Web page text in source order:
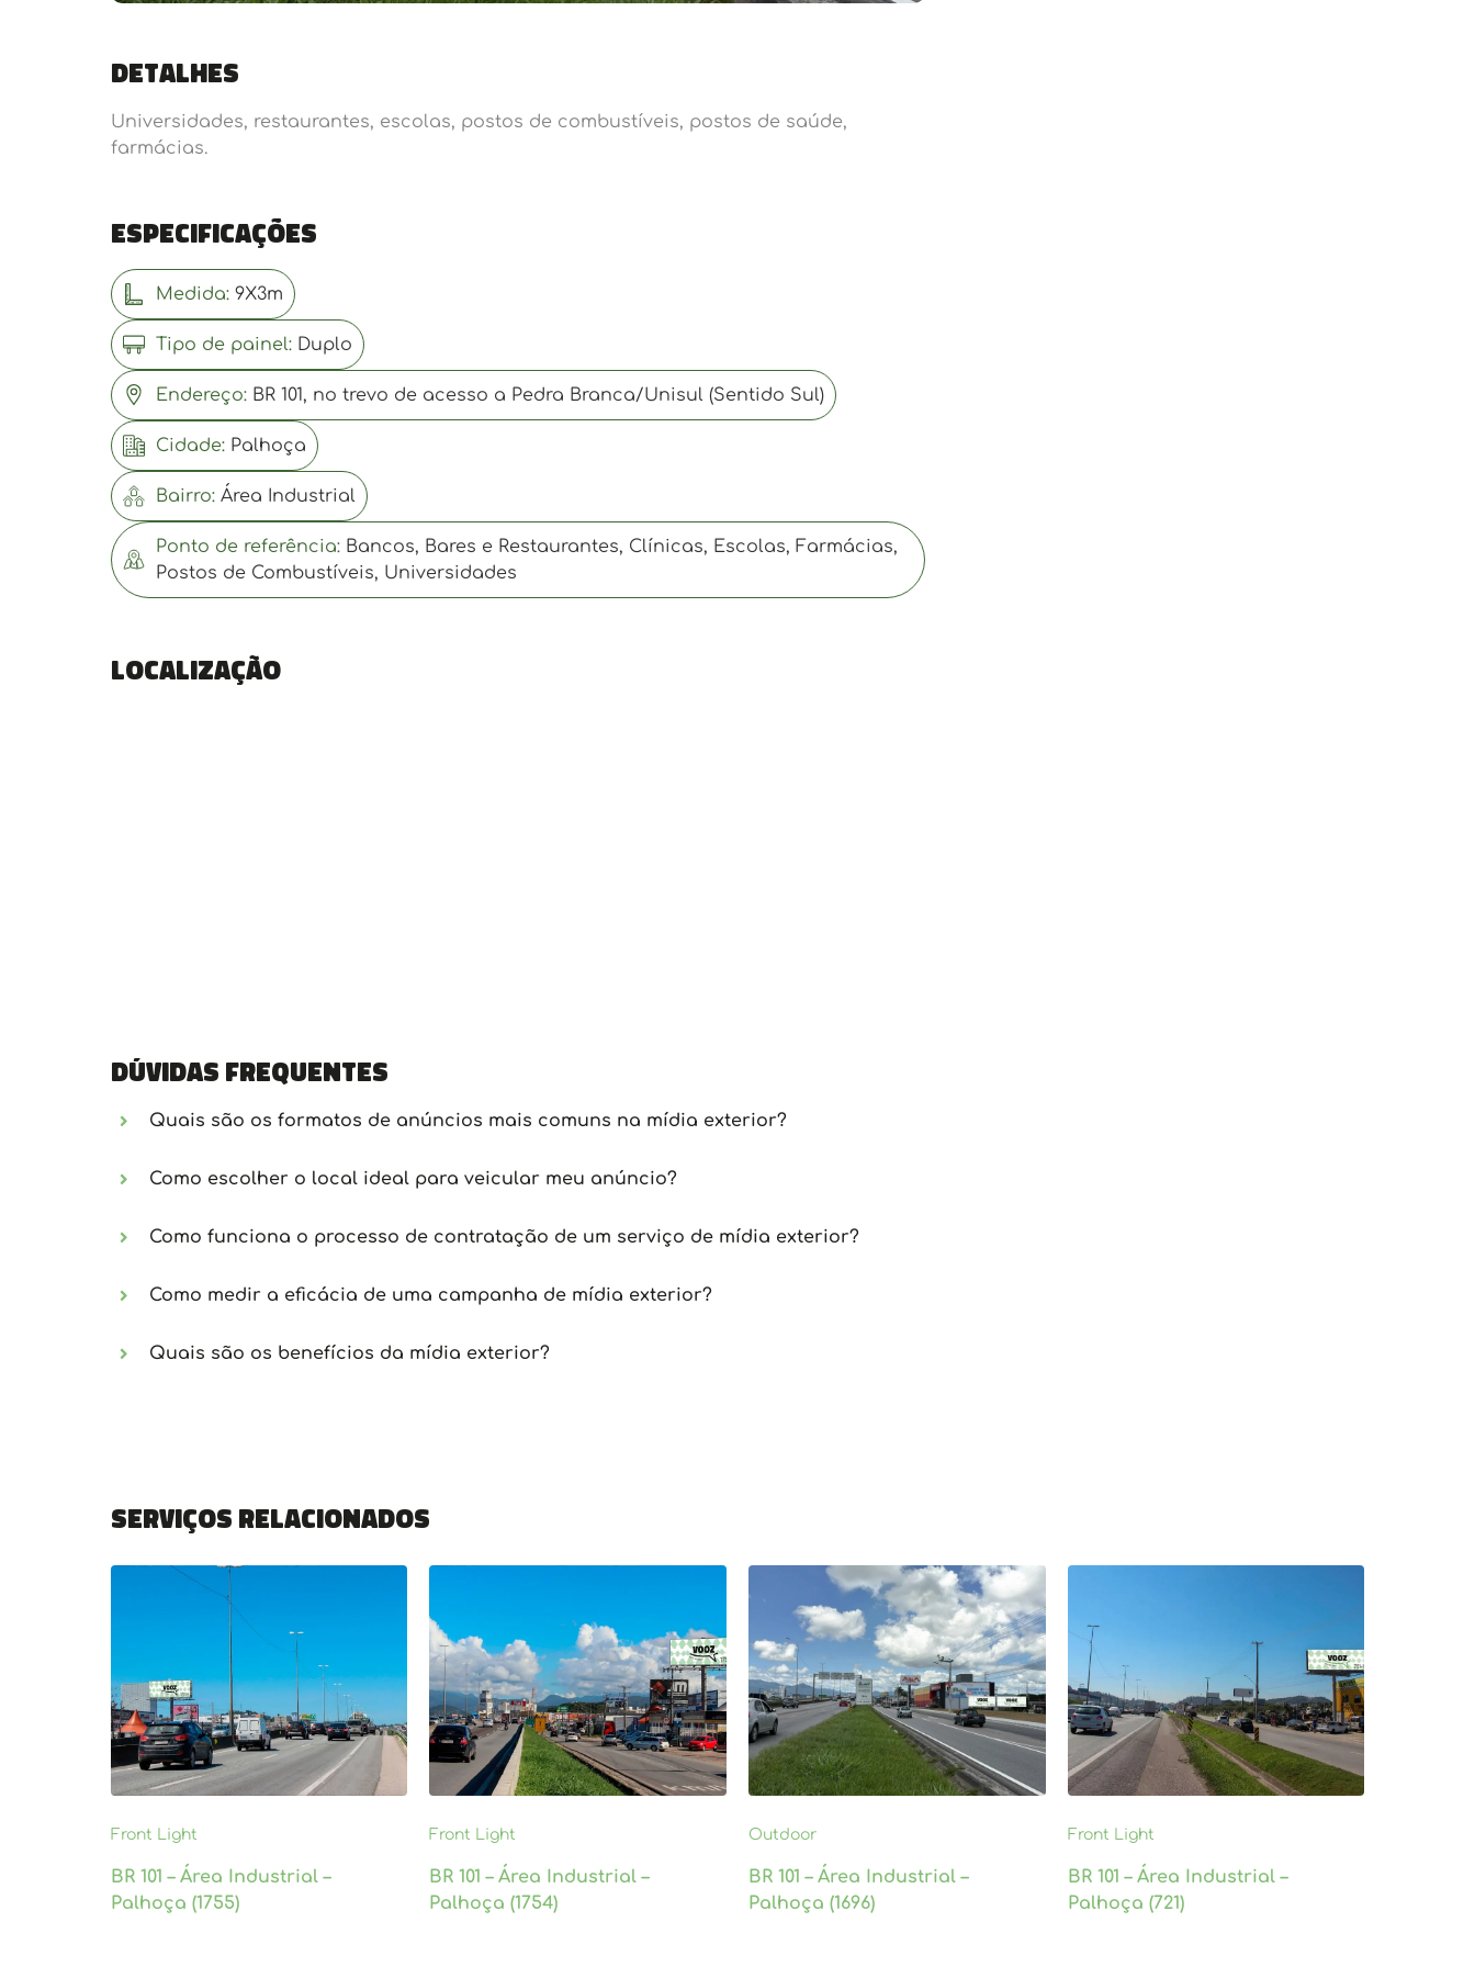
Detalhes
Universidades, restaurantes, escolas, postos de combustíveis, postos de saúde,
farmácias.
Especificações
Medida:9X3m
Tipo de painel:Duplo
Endereço:BR 101, no trevo de acesso a Pedra Branca/Unisul (Sentido Sul)
Cidade:Palhoça
Bairro:Área Industrial
Ponto de referência:Bancos, Bares e Restaurantes, Clínicas, Escolas, Farmácias,
Postos de Combustíveis, Universidades
Localização
Dúvidas frequentes
Quais são os formatos de anúncios mais comuns na mídia exterior?
Como escolher o local ideal para veicular meu anúncio?
Como funciona o processo de contratação de um serviço de mídia exterior?
Como medir a eficácia de uma campanha de mídia exterior?
Quais são os benefícios da mídia exterior?
Serviços relacionados
Front Light
BR 101 – Área Industrial –
Palhoça (1755)
Front Light
BR 101 – Área Industrial –
Palhoça (1754)
Outdoor
BR 101 – Área Industrial –
Palhoça (1696)
Front Light
BR 101 – Área Industrial –
Palhoça (721)